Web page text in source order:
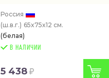
Россия
(ш.в.г.) 65x75x12 см.
(белая)
В НАЛИЧИИ
5 438